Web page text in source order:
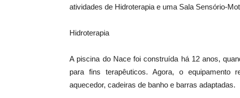
atividades de Hidroterapia e uma Sala Sensório-
Hidroterapia
A piscina do Nace foi construída há 12 anos,
para fins terapêuticos. Agora, o equipamento
aquecedor, cadeiras de banho e barras adaptadas.